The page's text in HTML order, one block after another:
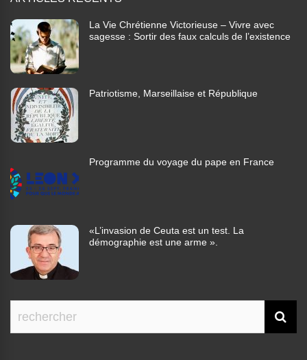
La Vie Chrétienne Victorieuse – Vivre avec
sagesse : Sortir des faux calculs de l’existence
Patriotisme, Marseillaise et République
Programme du voyage du pape en France
«L’invasion de Ceuta est un test. La
démographie est une arme ».